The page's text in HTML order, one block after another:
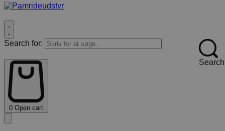
Search for:
Search
0 Open cart